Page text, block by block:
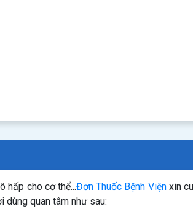
hấp cho cơ thể...Đơn Thuốc Bệnh Viện xin
dùng quan tâm như sau: